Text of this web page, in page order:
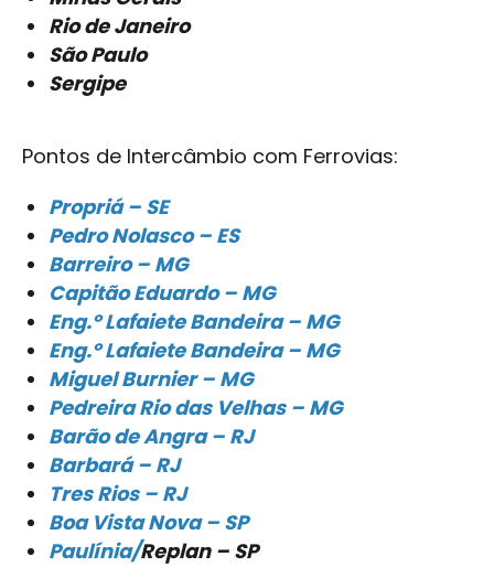
Rio de Janeiro
São Paulo
Sergipe
Pontos de Intercâmbio com Ferrovias:
Propriá – SE
Pedro Nolasco – ES
Barreiro – MG
Capitão Eduardo – MG
Eng.º Lafaiete Bandeira – MG
Eng.º Lafaiete Bandeira – MG
Miguel Burnier – MG
Pedreira Rio das Velhas – MG
Barão de Angra – RJ
Barbará – RJ
Tres Rios – RJ
Boa Vista Nova – SP
Paulínia/Replan – SP